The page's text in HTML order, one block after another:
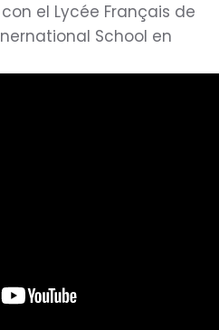
el Lycée Français de
School en